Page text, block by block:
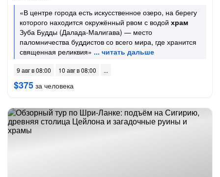
«В центре города есть искусственное озеро, на берегу
которого находится окружённый рвом с водой храм
Зуба Будды (Далада-Малигава) — место
паломничества буддистов со всего мира, где хранится
священная реликвия»
9 авг в 08:00 10 авг в 08:00
$375 за человека